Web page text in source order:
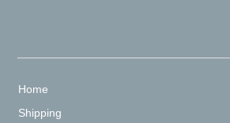
Home
Shipping